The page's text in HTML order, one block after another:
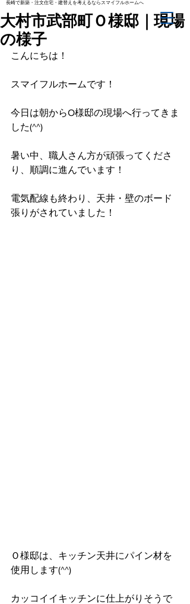
長崎で新築・注文住宅・建替えを考えるならスマイフルホームへ
大村市武部町Ｏ様邸｜現場
の様子
こんにちは！
スマイフルホームです！
今日は朝からO様邸の現場へ行ってきま
した(^^)
暑い中、職人さん方が頑張ってくださ
り、順調に進んでいます！
電気配線も終わり、天井・壁のボード
張りがされていました！
Ｏ様邸は、キッチン天井にパイン材を
使用します(^^)
カッコイイキッチンに仕上がりそうで